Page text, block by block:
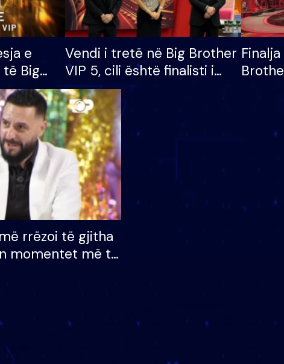
e
Big
100
Vendi i tretë në Big Brother
VIP 5, cili është finalisti i
radhës që lë shtëpinë
dhe
të
rrëzoi të gjitha
momentet më të
kur…